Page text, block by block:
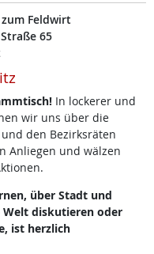
Feldwirt
65
In lockerer und
wir uns über die
den Bezirksräten
Anliegen und wälzen
über Stadt und
diskutieren oder
ist herzlich